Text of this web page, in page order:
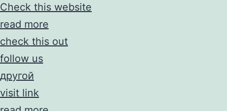
Check this website
read more
check this out
follow us
другой
visit link